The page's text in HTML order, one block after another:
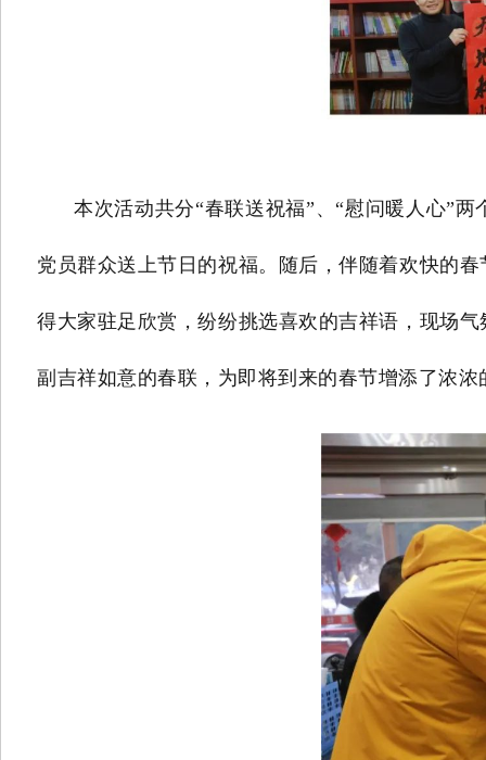
本次活动共分“春联送祝福”、“慰问暖人心”两
党员群众送上节日的祝福。随后，伴随着欢快的
得大家驻足欣赏，纷纷挑选喜欢的吉祥语，现场
副吉祥如意的春联，为即将到来的春节增添了浓浓